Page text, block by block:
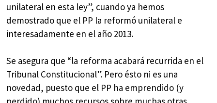
unilateral en esta ley”, cuando ya hemos
demostrado que el PP la reformó unilateral e
interesadamente en el año 2013.
Se asegura que “la reforma acabará recurrida en el
Tribunal Constitucional”. Pero ésto ni es una
novedad, puesto que el PP ha emprendido (y